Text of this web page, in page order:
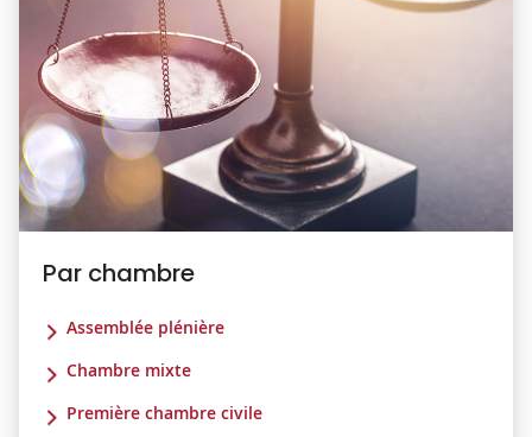
Par chambre
Assemblée plénière
Chambre mixte
Première chambre civile